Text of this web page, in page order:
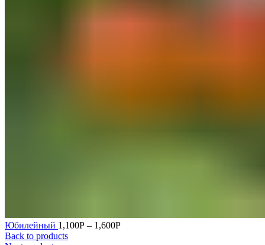
Юбилейный 1,100Р – 1,600Р
Back to products